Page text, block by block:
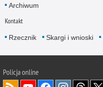
Archiwum
Kontakt
Rzecznik Skargi i wnioski
Policjaonline